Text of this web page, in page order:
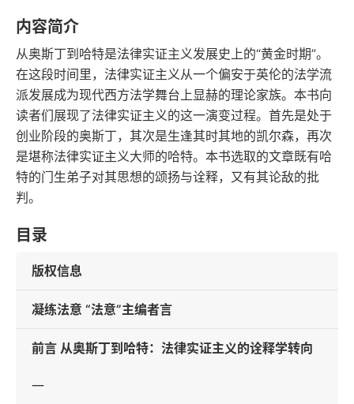
内容简介
从奥斯丁到哈特是法律实证主义发展史上的“黄金时期”。
在这段时间里，法律实证主义从一个偏安于英伦的法学流
派发展成为现代西方法学舞台上显赫的理论家族。本书向
读者们展现了法律实证主义的这一演变过程。首先是处于
创业阶段的奥斯丁，其次是生逢其时其地的凯尔森，再次
是堪称法律实证主义大师的哈特。本书选取的文章既有哈
特的门生弟子对其思想的颂扬与诠释，又有其论敌的批
判。
目录
版权信息
凝练法意 “法意”主编者言
前言 从奥斯丁到哈特：法律实证主义的诠释学转向
一